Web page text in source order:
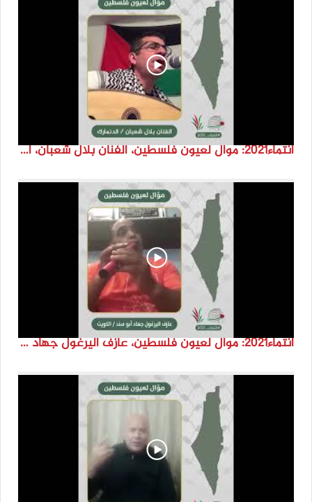
انتماء2021: موال لعيون فلسطين، الفنان بلال شعبان، الدنمارك
انتماء2021: موال لعيون فلسطين، عازف اليرغول جهاد أبو سند، الكويت